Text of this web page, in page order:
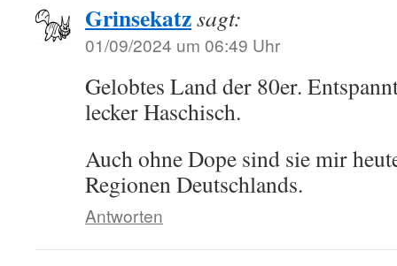
Grinsekatzsagt:
01/09/2024 um 06:49 Uhr
Gelobtes Land der 80er.
lecker Haschisch.
Auch ohne Dope sind sie mir
Regionen Deutschlands.
Antworten